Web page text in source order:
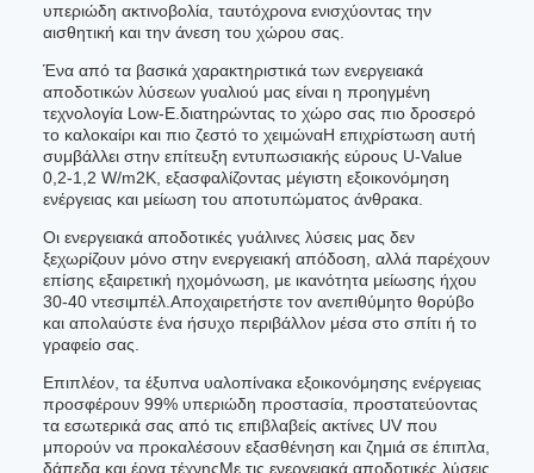
υπεριώδη ακτινοβολία, ταυτόχρονα ενισχύοντας την
αισθητική και την άνεση του χώρου σας.
Ένα από τα βασικά χαρακτηριστικά των ενεργειακά
αποδοτικών λύσεων γυαλιού μας είναι η προηγμένη
τεχνολογία Low-E.διατηρώντας το χώρο σας πιο δροσερό
το καλοκαίρι και πιο ζεστό το χειμώναΗ επιχρίστωση αυτή
συμβάλλει στην επίτευξη εντυπωσιακής εύρους U-Value
0,2-1,2 W/m2K, εξασφαλίζοντας μέγιστη εξοικονόμηση
ενέργειας και μείωση του αποτυπώματος άνθρακα.
Οι ενεργειακά αποδοτικές γυάλινες λύσεις μας δεν
ξεχωρίζουν μόνο στην ενεργειακή απόδοση, αλλά παρέχουν
επίσης εξαιρετική ηχομόνωση, με ικανότητα μείωσης ήχου
30-40 ντεσιμπέλ.Αποχαιρετήστε τον ανεπιθύμητο θορύβο
και απολαύστε ένα ήσυχο περιβάλλον μέσα στο σπίτι ή το
γραφείο σας.
Επιπλέον, τα έξυπνα υαλοπίνακα εξοικονόμησης ενέργειας
προσφέρουν 99% υπεριώδη προστασία, προστατεύοντας
τα εσωτερικά σας από τις επιβλαβείς ακτίνες UV που
μπορούν να προκαλέσουν εξασθένηση και ζημιά σε έπιπλα,
δάπεδα,και έργα τέχνηςΜε τις ενεργειακά αποδοτικές λύσεις